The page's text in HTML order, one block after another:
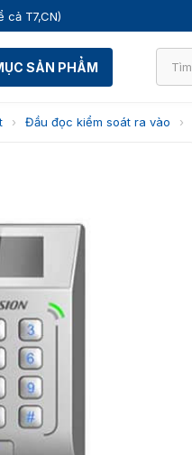
cả T7,CN)
SẢN PHẨM
› Đầu đọc kiểm soát ra vào ›